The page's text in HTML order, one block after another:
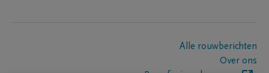
Alle rouwberichten
Over ons